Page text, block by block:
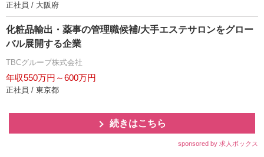
正社員 / 大阪府
化粧品輸出・薬事の管理職候補/大手エステサロンをグロー
バル展開する企業
TBCグループ株式会社
年収550万円～600万円
正社員 / 東京都
続きはこちら
sponsored by 求人ボックス